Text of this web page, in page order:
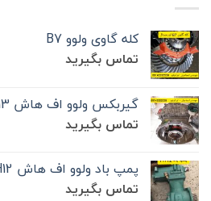
کله گاوی ولوو B7
تماس بگیرید
گیربکس ولوو اف هاش FH13
تماس بگیرید
پمپ باد ولوو اف هاش FH12
تماس بگیرید